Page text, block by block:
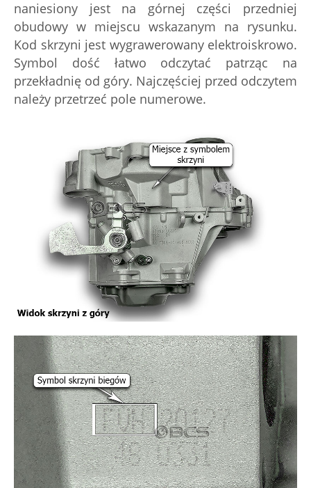
naniesiony jest na górnej części przedniej
obudowy w miejscu wskazanym na rysunku.
Kod skrzyni jest wygrawerowany elektroiskrowo.
Symbol dość łatwo odczytać patrząc na
przekładnię od góry. Najczęściej przed odczytem
należy przetrzeć pole numerowe.